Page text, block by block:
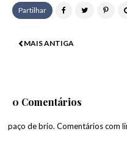
Partilhar
MAIS ANTIGA
0 Comentários
paço de brio. Comentários com